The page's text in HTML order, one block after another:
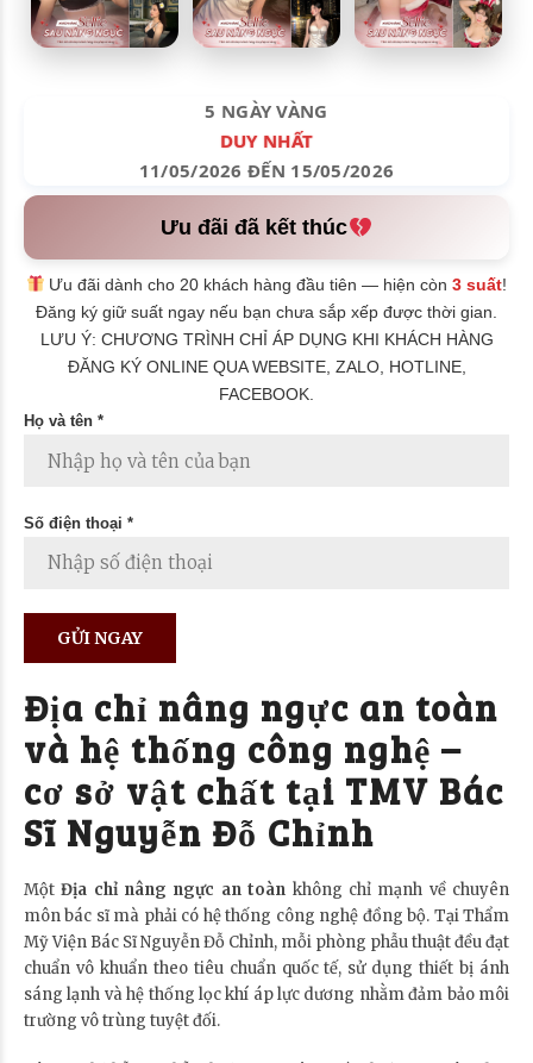
5 NGÀY VÀNG
DUY NHẤT
11/05/2026 ĐẾN 15/05/2026
Ưu đãi đã kết thúc
Ưu đãi dành cho 20 khách hàng đầu tiên — hiện còn3 suất!
Đăng ký giữ suất ngay nếu bạn chưa sắp xếp được thời gian.
LƯU Ý: CHƯƠNG TRÌNH CHỈ ÁP DỤNG KHI KHÁCH HÀNG
ĐĂNG KÝ ONLINE QUA WEBSITE, ZALO, HOTLINE,
FACEBOOK.
Họ và tên *
Số điện thoại *
Địa chỉ nâng ngực an toàn
và hệ thống công nghệ –
cơ sở vật chất tại TMV Bác
Sĩ Nguyễn Đỗ Chỉnh
MộtĐịa chỉ nâng ngực an toàn không chỉ mạnh về chuyên
môn bác sĩ mà phải có hệ thống công nghệ đồng bộ. Tại Thẩm
Mỹ Viện Bác Sĩ Nguyễn Đỗ Chỉnh, mỗi phòng phẫu thuật đều đạt
chuẩn vô khuẩn theo tiêu chuẩn quốc tế, sử dụng thiết bị ánh
sáng lạnh và hệ thống lọc khí áp lực dương nhằm đảm bảo môi
trường vô trùng tuyệt đối.